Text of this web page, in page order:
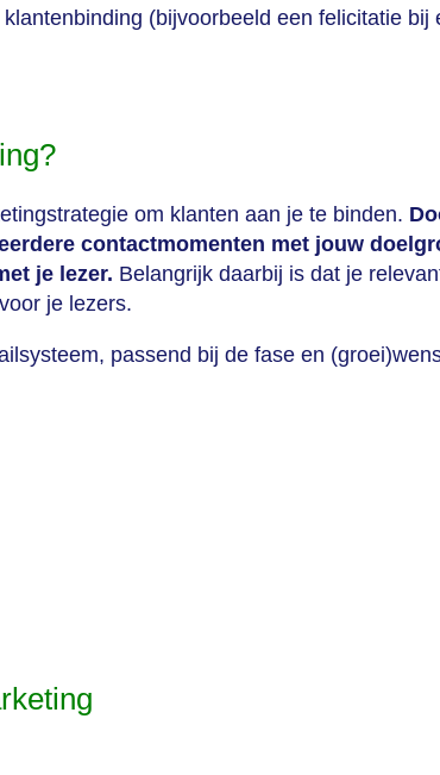
(bijvoorbeeld een felicitatie bij
om klanten aan je te binden.
contactmomenten met jouw
je lezer. Belangrijk daarbij is dat je
je lezers.
passend bij de fase en